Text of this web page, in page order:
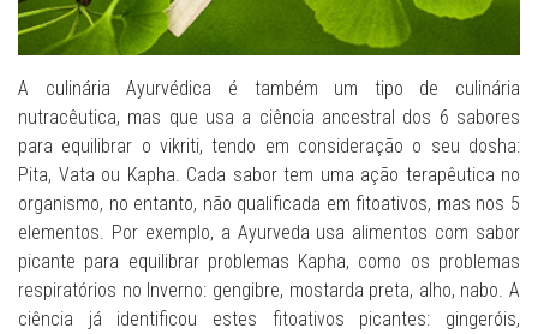
A culinária Ayurvédica é também um tipo de culinária
nutracêutica, mas que usa a ciência ancestral dos 6 sabores
para equilibrar o vikriti, tendo em consideração o seu dosha:
Pita, Vata ou Kapha. Cada sabor tem uma ação terapêutica no
organismo, no entanto, não qualificada em fitoativos, mas nos 5
elementos. Por exemplo, a Ayurveda usa alimentos com sabor
picante para equilibrar problemas Kapha, como os problemas
respiratórios no Inverno: gengibre, mostarda preta, alho, nabo. A
ciência já identificou estes fitoativos picantes: gingeróis,